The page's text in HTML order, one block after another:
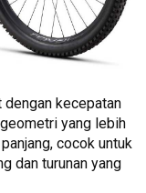
dengan kecepatan
yang lebih
cocok untuk
dan turunan yang